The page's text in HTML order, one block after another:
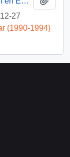
27
(1990-1994)